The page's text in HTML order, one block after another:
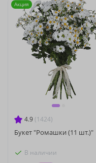
4.9 (1424)
Букет "Ромашки (11 шт.)"
В наличии
Акция